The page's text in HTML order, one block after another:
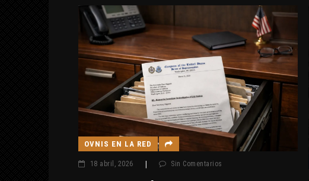
OVNIS EN LA RED
18 abril, 2026 Sin Comentarios